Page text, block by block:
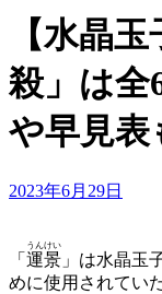
【水晶
殺」は全
や早見表
Updated
2023年6月29日
「 運景
うんけい
」は水晶玉
めに使用されてい